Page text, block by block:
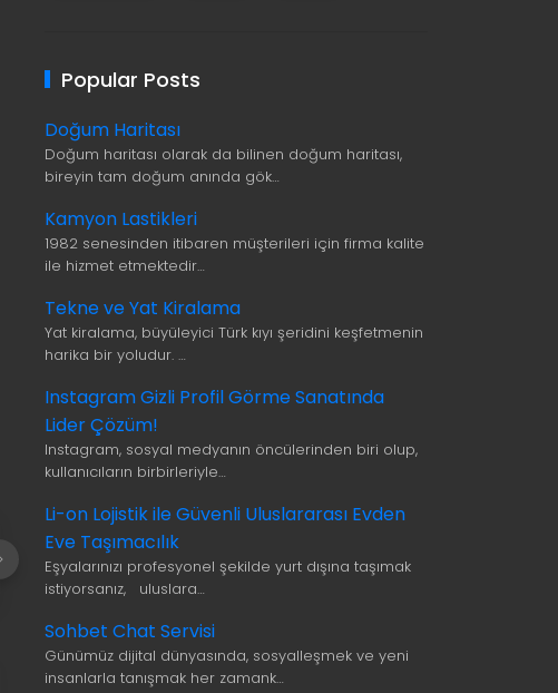
Popular Posts
Doğum Haritası
Doğum haritası olarak da bilinen doğum haritası,
bireyin tam doğum anında gök…
Kamyon Lastikleri
1982 senesinden itibaren müşterileri için firma kalite
ile hizmet etmektedir…
Tekne ve Yat Kiralama
Yat kiralama, büyüleyici Türk kıyı şeridini keşfetmenin
harika bir yoludur. …
Instagram Gizli Profil Görme Sanatında
Lider Çözüm!
Instagram, sosyal medyanın öncülerinden biri olup,
kullanıcıların birbirleriyle…
Li-on Lojistik ile Güvenli Uluslararası Evden
Eve Taşımacılık
Eşyalarınızı profesyonel şekilde yurt dışına taşımak
istiyorsanız, uluslara…
Sohbet Chat Servisi
Günümüz dijital dünyasında, sosyalleşmek ve yeni
insanlarla tanışmak her zamank…